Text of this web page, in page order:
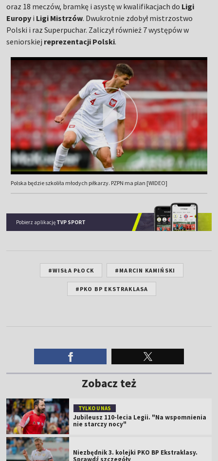
oraz 18 meczów, bramkę i asystę w kwalifikacjach do Ligi
Europy i Ligi Mistrzów. Dwukrotnie zdobył mistrzostwo
Polski i raz Superpuchar. Zaliczył również 7 występów w
seniorskiej reprezentacji Polski.
Polska będzie szkoliła młodych piłkarzy. PZPN ma plan [WIDEO]
Pobierz aplikację TVP SPORT
#WISŁA PŁOCK #MARCIN KAMIŃSKI
#PKO BP EKSTRAKLASA
Zobacz też
TYLKO U NAS
Jubileusz 110-lecia Legii. "Na wspomnienia
nie starczy nocy"
Niezbędnik 3. kolejki PKO BP Ekstraklasy.
Sprawdź szczegóły